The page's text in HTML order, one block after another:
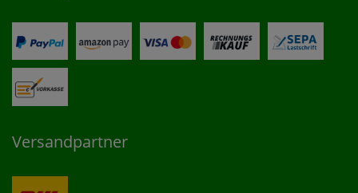
Versandpartner